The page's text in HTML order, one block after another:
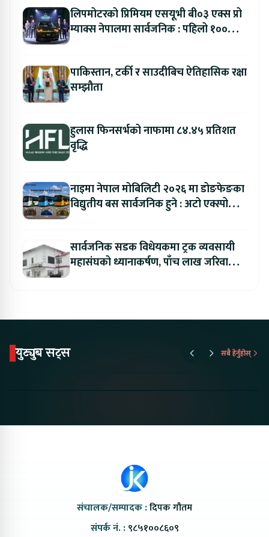
लिपमोटरको प्रिमियम एसयूभी बी०३ एक्स प्रो
म्याक्स नेपालमा सार्वजनिक : पहिलो १००
पाकिस्तान, टर्की र साउदीबिच ऐतिहासिक रक्षा
सम्झौता
हुलास फिनसर्भको नाफामा ८४.४५ प्रतिशत
वृद्धि
नाइमा नेपाल मोबिलिटी २०२६ मा डोङफेङका
विद्युतीय बस सार्वजनिक हुने : अटो एक्स्पोमा
सार्वजनिक सडक विधेयकमा ट्रक व्यवसायी
महासंघको ध्यानाकर्षण, पाँच लाख जरिवाना
युट्युब सट्स सबै हेर्नुहोस्
संचालक/सम्पादक :दिपक गौतम
संपर्क नं. : ९८५१००८६०९